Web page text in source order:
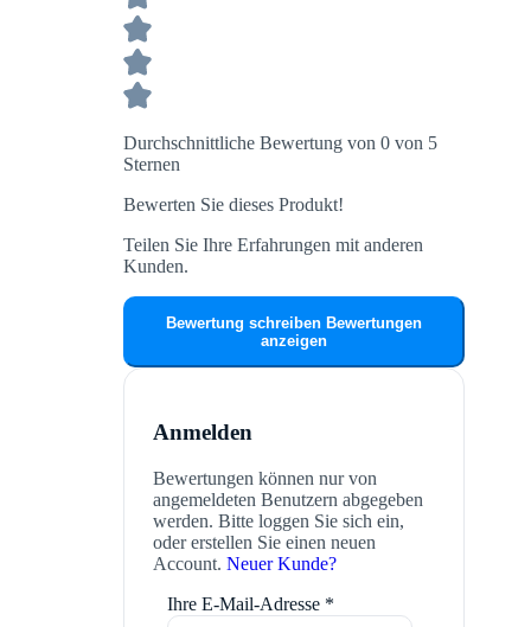
Durchschnittliche Bewertung von 0 von 5
Sternen
Bewerten Sie dieses Produkt!
Teilen Sie Ihre Erfahrungen mit anderen
Kunden.
Bewertung schreiben Bewertungen
anzeigen
Anmelden
Bewertungen können nur von
angemeldeten Benutzern abgegeben
werden. Bitte loggen Sie sich ein,
oder erstellen Sie einen neuen
Account. Neuer Kunde?
Ihre E-Mail-Adresse *